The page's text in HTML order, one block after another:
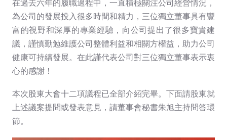
在過去六年的履職過程中，一直積極關注公司經營情況，
為公司的發展投入很多時間和精力，三位獨立董事具有豐
富的視野和深厚的專業經驗，向公司提出了很多寶貴建
議，謹慎勤勉維護公司整體利益和相關方權益，助力公司
健康可持續發展。在此謹代表公司對三位獨立董事表示衷
心的感謝！
本次股東大會十二項議程已全部介紹完畢。下面請股東就
上述議案提問或發表意見，請董事會秘書朱旭主持問答環
節。